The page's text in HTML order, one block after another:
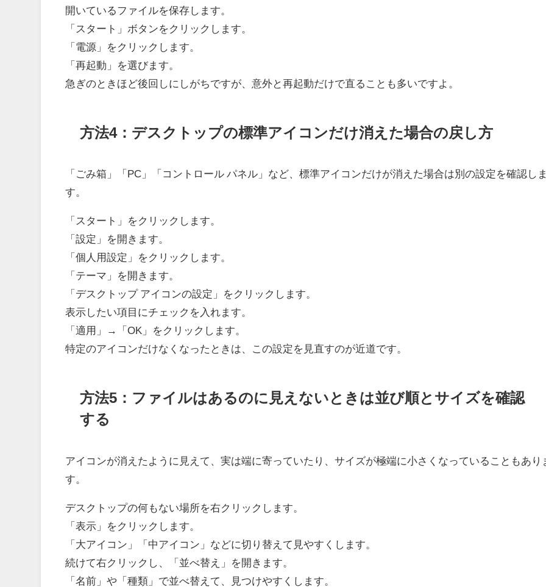
開いているファイルを保存します。
「スタート」ボタンをクリックします。
「電源」をクリックします。
「再起動」を選びます。
急ぎのときほど後回しにしがちですが、意外と再起動だけで直ることも多いですよ。
方法4：デスクトップの標準アイコンだけ消えた場合の戻し方
「ごみ箱」「PC」「コントロール パネル」など、標準アイコンだけが消えた場合は別の設定を確認し
す。
「スタート」をクリックします。
「設定」を開きます。
「個人用設定」をクリックします。
「テーマ」を開きます。
「デスクトップ アイコンの設定」をクリックします。
表示したい項目にチェックを入れます。
「適用」→「OK」をクリックします。
特定のアイコンだけなくなったときは、この設定を見直すのが近道です。
方法5：ファイルはあるのに見えないときは並び順とサイズを確認
する
アイコンが消えたように見えて、実は端に寄っていたり、サイズが極端に小さくなっていることもあり
す。
デスクトップの何もない場所を右クリックします。
「表示」をクリックします。
「大アイコン」「中アイコン」などに切り替えて見やすくします。
続けて右クリックし、「並べ替え」を開きます。
「名前」や「種類」で並べ替えて、見つけやすくします。